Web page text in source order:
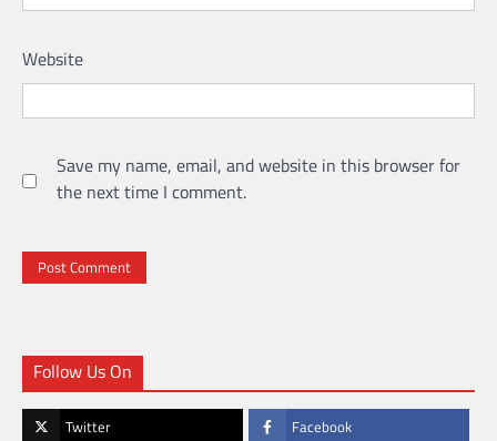
Website
Save my name, email, and website in this browser for
the next time I comment.
Follow Us On
Twitter Facebook